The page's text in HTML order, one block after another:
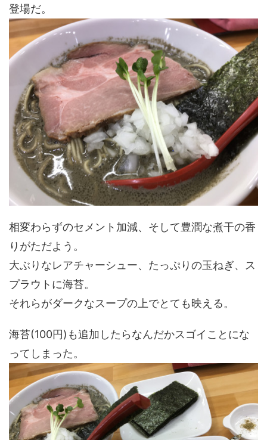
登場だ。
相変わらずのセメント加減、そして豊潤な煮干の香
りがただよう。
大ぶりなレアチャーシュー、たっぷりの玉ねぎ、ス
プラウトに海苔。
それらがダークなスープの上でとても映える。
海苔(100円)も追加したらなんだかスゴイことにな
ってしまった。